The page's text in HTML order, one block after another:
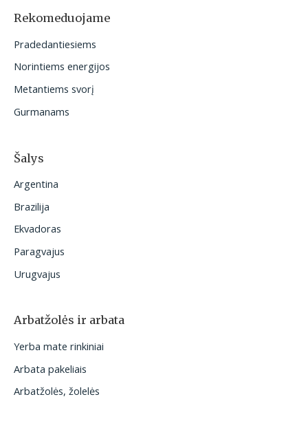
o
:
Rekomeduojame
Pradedantiesiems
Norintiems energijos
Metantiems svorį
Gurmanams
Šalys
Argentina
Brazilija
Ekvadoras
Paragvajus
Urugvajus
Arbatžolės ir arbata
Yerba mate rinkiniai
Arbata pakeliais
Arbatžolės, žolelės